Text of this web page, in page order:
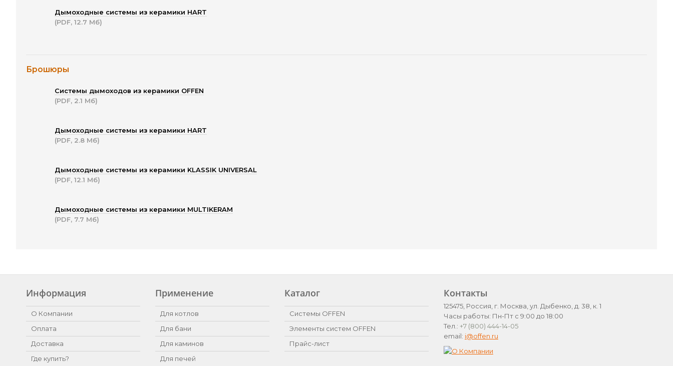
Дымоходные системы из керамики HART
(PDF, 12.7 Мб)
Брошюры
Системы дымоходов из керамики OFFEN
(PDF, 2.1 Мб)
Дымоходные системы из керамики HART
(PDF, 2.8 Мб)
Дымоходные системы из керамики KLASSIK UNIVERSAL
(PDF, 12.1 Мб)
Дымоходные системы из керамики MULTIKERAM
(PDF, 7.7 Мб)
Информация
О Компании
Оплата
Доставка
Где купить?
Применение
Для котлов
Для бани
Для каминов
Для печей
Каталог
Системы OFFEN
Элементы систем OFFEN
Прайс-лист
Контакты
125475, Россия, г. Москва, ул. Дыбенко, д. 38, к. 1
Часы работы: Пн-Пт с 9:00 до 18:00
Тел.: +7 (800) 444-14-05
email: i@offen.ru